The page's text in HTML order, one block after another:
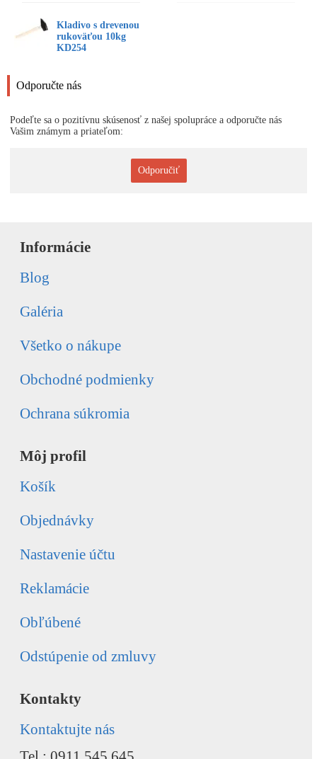
Kladivo s drevenou
rukoväťou 10kg
KD254
Odporučte nás
Podeľte sa o pozitívnu skúsenosť z našej spolupráce a odporučte nás
Vašim známym a priateľom:
Odporučiť
Informácie
Blog
Galéria
Všetko o nákupe
Obchodné podmienky
Ochrana súkromia
Môj profil
Košík
Objednávky
Nastavenie účtu
Reklamácie
Obľúbené
Odstúpenie od zmluvy
Kontakty
Kontaktujte nás